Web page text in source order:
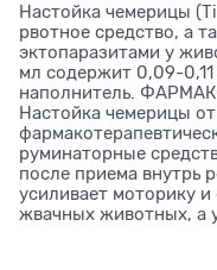
Настойка чемерицы
рвотное средство, а
эктопаразитами у
мл содержит 0,09-0,11
наполнитель.
Настойка чемерицы
руминаторные
после приема внутрь
усиливает моторику
жвачных животных, а